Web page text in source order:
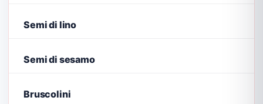
Semi di lino
Semi di sesamo
Bruscolini